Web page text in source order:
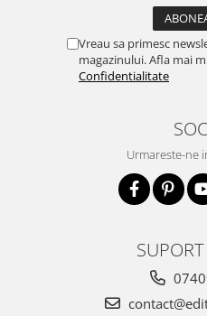
Vreau sa primesc
magazinului. Afla mai
Confidentialitate
Urmareste-ne